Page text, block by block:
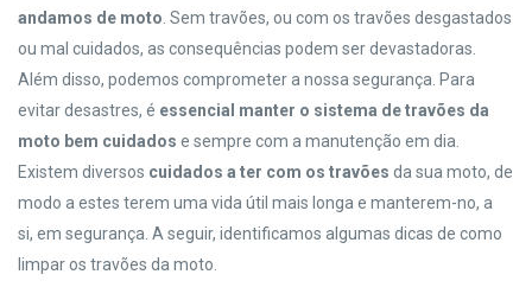
andamos de moto . Sem travões, ou com os travões desgastados
ou mal cuidados, as consequências podem ser devastadoras.
Além disso, podemos comprometer a nossa segurança. Para
evitar desastres, é essencial manter o sistema detravões da
moto bem cuidados e sempre com a manutenção em dia.
Existem diversos cuidados a ter com os travões da sua moto, de
modo a estes terem uma vida útil mais longa e manterem-no, a
si, em segurança. A seguir, identificamos algumas dicas de como
limpar os travões da moto.